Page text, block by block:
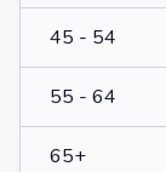
45 - 54
55 - 64
65+